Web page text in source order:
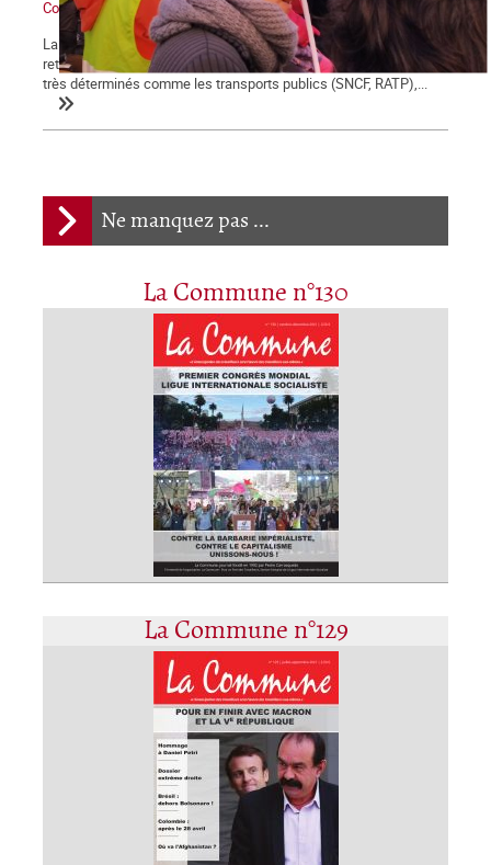
Ne manquez pas ...
La Commune n°130
La Commune n°129
Contre Macron et sa réforme des retraites : grève générale !
La démonstration de force des salariés contre la réforme des
retraites engagée le 5 décembre se poursuit et certains secteurs
très déterminés comme les transports publics (SNCF, RATP),...